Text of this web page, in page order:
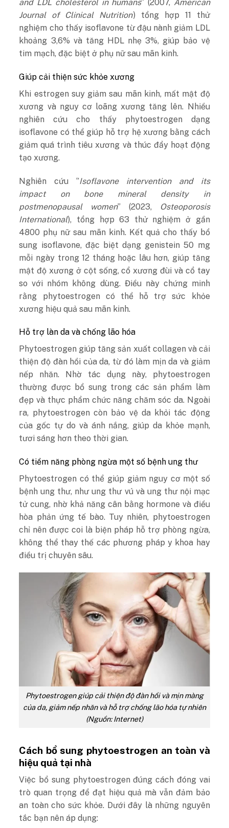
and LDL cholesterol in humans’’ (2007, American
Journal of Clinical Nutrition) tổng hợp 11 thử
nghiệm cho thấy isoflavone từ đậu nành giảm LDL
khoảng 3,6% và tăng HDL nhẹ 3%, giúp bảo vệ
tim mạch, đặc biệt ở phụ nữ sau mãn kinh.
Giúp cải thiện sức khỏe xương
Khi estrogen suy giảm sau mãn kinh, mất mật độ
xương và nguy cơ loãng xương tăng lên. Nhiều
nghiên cứu cho thấy phytoestrogen dạng
isoflavone có thể giúp hỗ trợ hệ xương bằng cách
giảm quá trình tiêu xương và thúc đẩy hoạt động
tạo xương.
Nghiên cứu ‘’Isoflavone intervention and its
impact on bone mineral density in
postmenopausal women’’ (2023,
Osteoporosis
International), tổng hợp 63 thử nghiệm ở gần
4800 phụ nữ sau mãn kinh. Kết quả cho thấy bổ
sung isoflavone, đặc biệt dạng genistein 50 mg
mỗi ngày trong 12 tháng hoặc lâu hơn, giúp tăng
mật độ xương ở cột sống, cổ xương đùi và cổ tay
so với nhóm không dùng. Điều này chứng minh
rằng phytoestrogen có thể hỗ trợ sức khỏe
xương hiệu quả sau mãn kinh.
Hỗ trợ làn da và chống lão hóa
Phytoestrogen giúp tăng sản xuất collagen và cải
thiện độ đàn hồi của da, từ đó làm mịn da và giảm
nếp nhăn. Nhờ tác dụng này, phytoestrogen
thường được bổ sung trong các sản phẩm làm
đẹp và thực phẩm chức năng chăm sóc da. Ngoài
ra, phytoestrogen còn bảo vệ da khỏi tác động
của gốc tự do và ánh nắng, giúp da khỏe mạnh,
tươi sáng hơn theo thời gian.
Có tiềm năng phòng ngừa một số bệnh ung thư
Phytoestrogen có thể giúp giảm nguy cơ một số
bệnh ung thư, như ung thư vú và ung thư nội mạc
tử cung, nhờ khả năng cân bằng hormone và điều
hòa phản ứng tế bào. Tuy nhiên, phytoestrogen
chỉ nên được coi là biện pháp hỗ trợ phòng ngừa,
không thể thay thế các phương pháp y khoa hay
điều trị chuyên sâu.
Phytoestrogen giúp cải thiện độ đàn hồi và mịn màng
của da, giảm nếp nhăn và hỗ trợ chống lão hóa tự nhiên
(Nguồn: Internet)
Cách bổ sung phytoestrogen an toàn và
hiệu quả tại nhà
Việc bổ sung phytoestrogen đúng cách đóng vai
trò quan trọng để đạt hiệu quả mà vẫn đảm bảo
an toàn cho sức khỏe. Dưới đây là những nguyên
tắc bạn nên áp dụng: